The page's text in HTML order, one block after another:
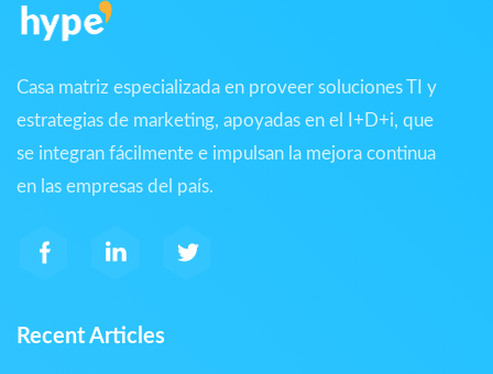
Casa matriz especializada en proveer soluciones TI y
estrategias de marketing, apoyadas en el I+D+i, que
se integran fácilmente e impulsan la mejora continua
en las empresas del país.
Recent Articles